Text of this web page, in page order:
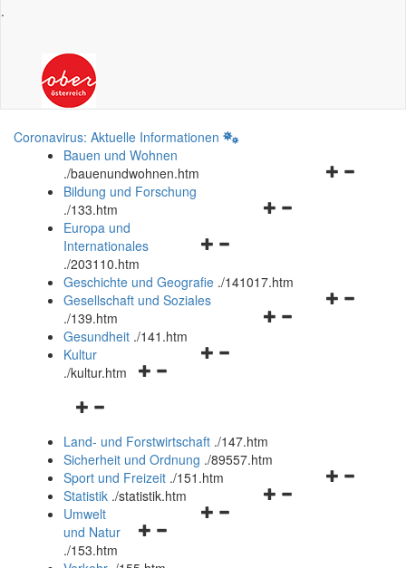
.
Coronavirus: Aktuelle Informationen
Bauen und Wohnen
./bauenundwohnen.htm
Navigationsmenü
Bildung und Forschung
./133.htm
Navigationsmenü
und
schließen
Europa und
Internationales
./203110.htm
Geschichte und Geografie ./141017.htm
Navigationsmenü
Gesellschaft und Soziales
./139.htm
Navigationsmenü
Gesundheit ./141.htm
Navigationsmenü
Kultur
./kultur.htm
Navigationsmenü
und
schließen
Land- und Forstwirtschaft ./147.htm
Sicherheit und Ordnung ./89557.htm
Navigationsmenü
Sport und Freizeit ./151.htm
Navigationsmenü
Statistik ./statistik.htm
Navigationsmenü
Umwelt
und Natur
./153.htm